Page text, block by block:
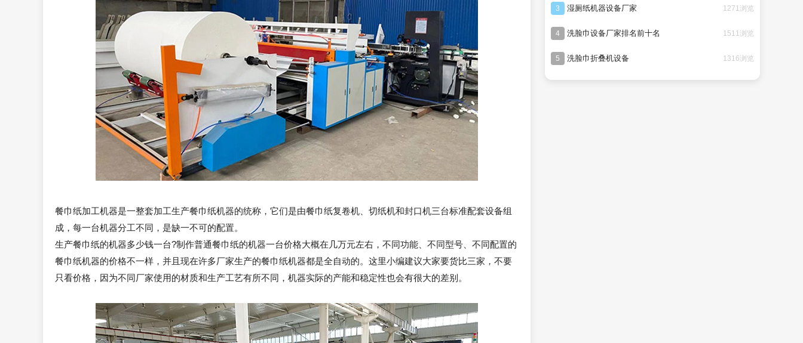
餐巾纸加工机器是一整套加工生产餐巾纸机器的统称，它们是由餐巾纸复卷机、切纸机和封口机三台标准配套设备组
成，每一台机器分工不同，是缺一不可的配置。
生产餐巾纸的机器多少钱一台?制作普通餐巾纸的机器一台价格大概在几万元左右，不同功能、不同型号、不同配置的
餐巾纸机器的价格不一样，并且现在许多厂家生产的餐巾纸机器都是全自动的。这里小编建议大家要货比三家，不要
只看价格，因为不同厂家使用的材质和生产工艺有所不同，机器实际的产能和稳定性也会有很大的差别。
3 湿厕纸机器设备厂家 1271浏览
4 洗脸巾设备厂家排名前十名 1511浏览
5 洗脸巾折叠机设备 1316浏览